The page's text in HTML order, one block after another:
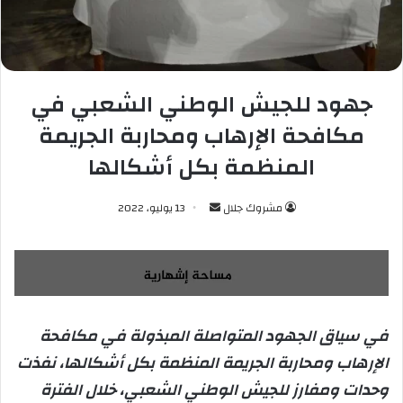
جهود للجيش الوطني الشعبي في
مكافحة الإرهاب ومحاربة الجريمة
المنظمة بكل أشكالها
مشروك جلال
س
ل
ب
ي
د
ا
13 يوليو، 2022
في سياق الجهود المتواصلة المبذولة في مكافحة
الإرهاب ومحاربة الجريمة المنظمة بكل أشكالها، نفذت
وحدات ومفارز للجيش الوطني الشعبي، خلال الفترة